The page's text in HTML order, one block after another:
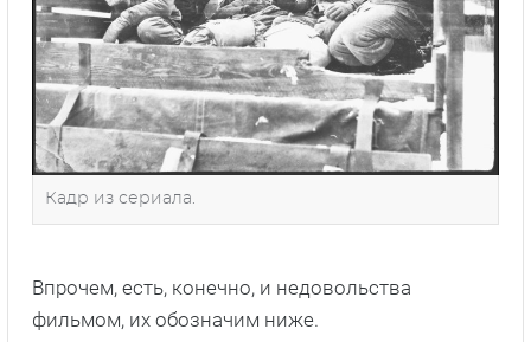
Кадр из сериала.
Впрочем, есть, конечно, и недовольства
фильмом, их обозначим ниже.